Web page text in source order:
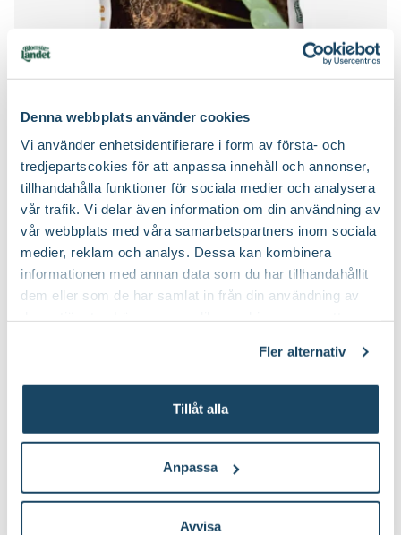
Denna webbplats använder cookies
Vi använder enhetsidentifierare i form av första- och
tredjepartscokies för att anpassa innehåll och annonser,
tillhandahålla funktioner för sociala medier och analysera
vår trafik. Vi delar även information om din användning av
vår webbplats med våra samarbetspartners inom sociala
medier, reklam och analys. Dessa kan kombinera
informationen med annan data som du har tillhandahållit
dem eller som de har samlat in från din användning av
Fler alternativ
Tillåt alla
Anpassa
Avvisa
Blomsterlandet
Finns i flera varianter
Från 5990
Välj butik
Online
I lager
Till Produkten
till Blomjord produktsida